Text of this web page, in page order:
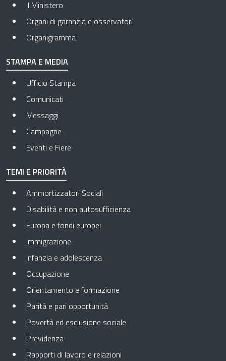
Il Ministero
Organi di garanzia e osservatori
Organigramma
STAMPA E MEDIA
Ufficio Stampa
Comunicati
Messaggi
Campagne
Eventi e Fiere
TEMI E PRIORITÀ
Ammortizzatori Sociali
Disabilità e non autosufficienza
Europa e fondi europei
Immigrazione
Infanzia e adolescenza
Occupazione
Orientamento e formazione
Parità e pari opportunità
Povertà ed esclusione sociale
Previdenza
Rapporti di lavoro e relazioni